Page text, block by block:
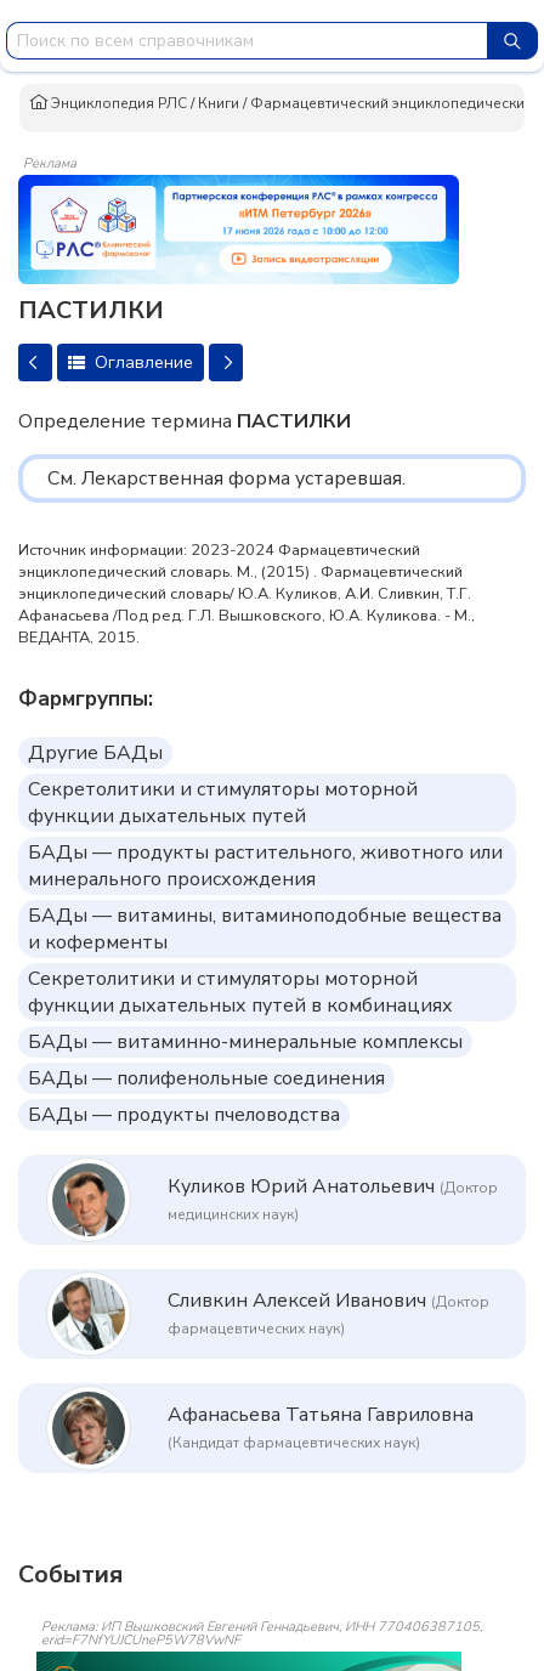
Энциклопедия РЛС/Книги /Фармацевтический
Реклама
ПАСТИЛКИ
Оглавление
Определение термина ПАСТИЛКИ
См. Лекарственная форма устаревшая.
Источник информации: 2023-2024 Фармацевтический
энциклопедический словарь. М., (2015) . Фармацевтический
энциклопедический словарь/ Ю.А. Куликов, А.И. Сливкин, Т.Г.
Афанасьева /Под ред. Г.Л. Вышковского, Ю.А. Куликова. - М.,
ВЕДАНТА, 2015.
Фармгруппы:
Другие БАДы
Секретолитики и стимуляторы моторной
функции дыхательных путей
БАДы — продукты растительного, животного или
минерального происхождения
БАДы — витамины, витаминоподобные вещества
и коферменты
Секретолитики и стимуляторы моторной
функции дыхательных путей в комбинациях
БАДы — витаминно-минеральные комплексы
БАДы — полифенольные соединения
БАДы — продукты пчеловодства
Куликов Юрий Анатольевич (Доктор
медицинских наук)
Сливкин Алексей Иванович (Доктор
фармацевтических наук)
Афанасьева Татьяна Гавриловна
(Кандидат фармацевтических наук)
События
Реклама: ИП Вышковский Евгений Геннадьевич, ИНН 770406387105,
erid=F7NfYUJCUneP5W78VwNF